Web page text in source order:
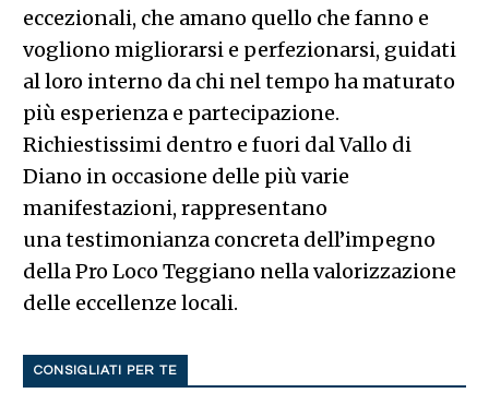
eccezionali, che amano quello che fanno e
vogliono migliorarsi e perfezionarsi, guidati
al loro interno da chi nel tempo ha maturato
più esperienza e partecipazione.
Richiestissimi dentro e fuori dal Vallo di
Diano in occasione delle più varie
manifestazioni, rappresentano
una testimonianza concreta dell’impegno
della Pro Loco Teggiano nella valorizzazione
delle eccellenze locali.
CONSIGLIATI PER TE